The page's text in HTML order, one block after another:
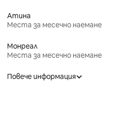
Атина
Места за месечно наемане
Монреал
Места за месечно наемане
Повече информация